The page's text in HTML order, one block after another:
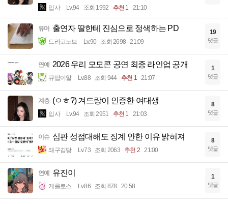
입사 Lv.94 조회 1992 추천 1 21:10
유머 출연자 딸한테 진심으로 정색하는 PD
드라고노브 Lv.90 조회 2698 21:09
19
댓글
연예 2026 우리 모모콘 공연 최종 라인업 공개
큐땁이알 Lv.88 조회 944 추천 1 21:07
1
댓글
계층 (ㅇㅎ?) 겨드랑이 인증한 여대생
입사 Lv.94 조회 2951 추천 1 21:03
8
댓글
이슈 심판 성접대해도 징계 안한 이유 밝혀져
왜구김당 Lv.73 조회 2063 추천 2 21:00
8
댓글
연예 유진이
케를로스 Lv.86 조회 878 20:58
1
댓글